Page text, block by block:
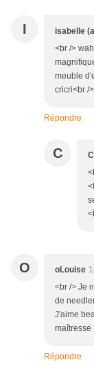
I isabelle
<br />
meuble
cricri<br /
Répondre
C
O oLouise
<br /> Je
de
J'aime
maîtresse
Répondre